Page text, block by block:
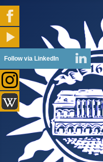
Follow via LinkedIn